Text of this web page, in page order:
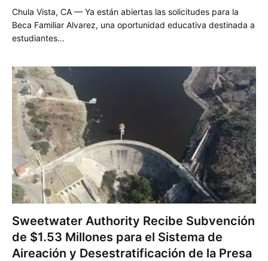
Chula Vista, CA — Ya están abiertas las solicitudes para la
Beca Familiar Alvarez, una oportunidad educativa destinada a
estudiantes…
Sweetwater Authority Recibe Subvención
de $1.53 Millones para el Sistema de
Aireación y Desestratificación de la Presa